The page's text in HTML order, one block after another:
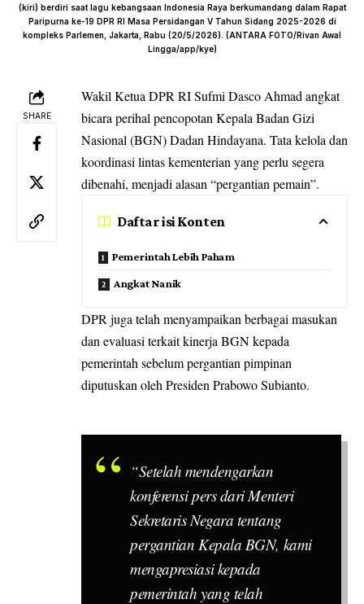
(kiri) berdiri saat lagu kebangsaan Indonesia Raya berkumandang dalam Rapat
Paripurna ke-19 DPR RI Masa Persidangan V Tahun Sidang 2025-2026 di
kompleks Parlemen, Jakarta, Rabu (20/5/2026). (ANTARA FOTO/Rivan Awal
Lingga/app/kye)
SHARE
Wakil KetuaDPRRISufmi Dasco Ahmadangkat
bicara perihal pencopotan Kepala Badan Gizi
Nasional (BGN) Dadan Hindayana. Tata kelola dan
koordinasi lintas kementerian yang perlu segera
dibenahi, menjadi alasan “pergantian pemain”.
Daftar isi Konten
Pemerintah Lebih Paham
Angkat Nanik
DPR juga telah menyampaikan berbagai masukan
dan evaluasi terkait kinerjaBGNkepada
pemerintah sebelum pergantian pimpinan
diputuskan oleh Presiden Prabowo Subianto.
“Setelah mendengarkan
konferensi pers dari Menteri
Sekretaris Negara tentang
pergantian Kepala BGN, kami
mengapresiasi kepada
pemerintah yang telah